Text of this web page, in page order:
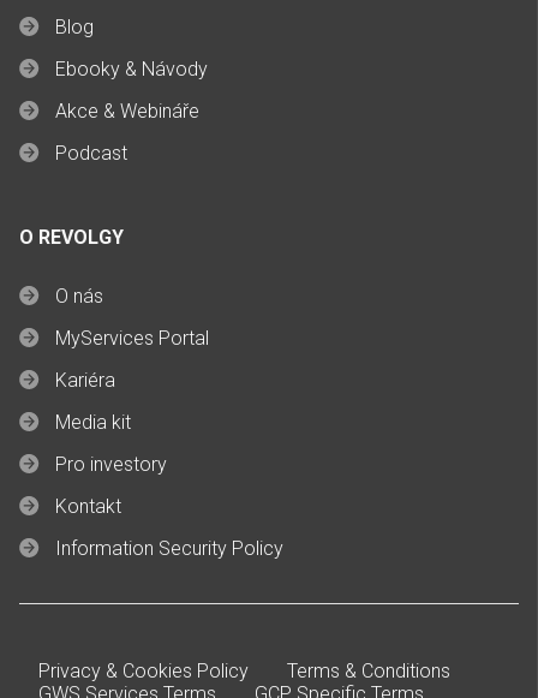
Blog
Ebooky & Návody
Akce & Webináře
Podcast
O REVOLGY
O nás
MyServices Portal
Kariéra
Media kit
Pro investory
Kontakt
Information Security Policy
Privacy & Cookies Policy
Terms & Conditions